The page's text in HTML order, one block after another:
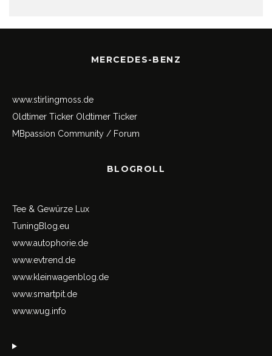
MERCEDES-BENZ
www.stirlingmoss.de
Oldtimer Ticker Oldtimer Ticker
MBpassion Community / Forum
BLOGROLL
Tee & Gewürze Lux
TuningBlog.eu
www.autophorie.de
www.evtrend.de
www.kleinwagenblog.de
www.smartpit.de
www.wug.info